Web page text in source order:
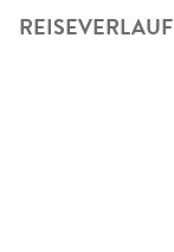
REISEVERLAUF